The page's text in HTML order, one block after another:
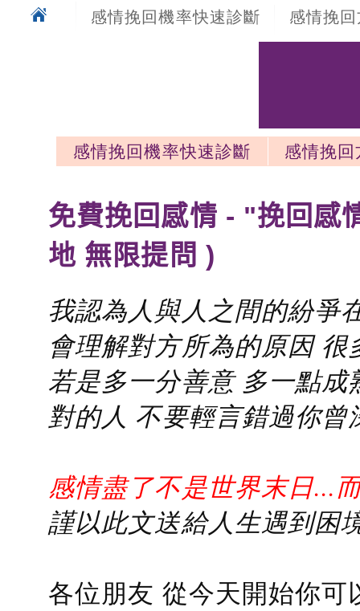
感情挽回機率快速診斷 感情挽
感情挽回機率快速診斷
感情挽
免費挽回感情 - "挽回感
地 無限提問 )
我認為人與人之間的紛爭
會理解對方所為的原因
若是多一分善意 多一點
對的人 不要輕言錯過你曾
感情盡了不是世界末日...
謹以此文送給人生遇到困
各位朋友 從今天開始你